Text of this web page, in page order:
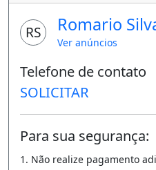
RS Romario
Ver anúncios
Telefone de contato
SOLICITAR
Para sua segurança:
1. Não realize pagamento